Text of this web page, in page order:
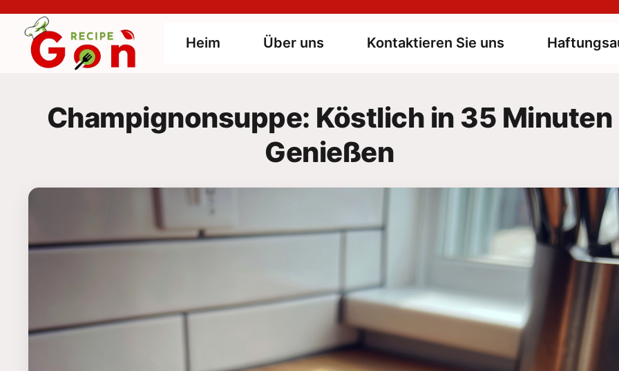
content
Heim Über uns Kontaktieren Sie uns
Champignonsuppe: Köstlich in 35 Minuten
Genießen